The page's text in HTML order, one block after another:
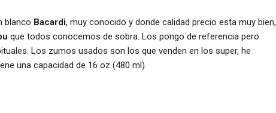
blanco Bacardi, muy conocido y donde calidad precio esta muy bien,
que todos conocemos de sobra. Los pongo de referencia pero
Los zumos usados son los que venden en los super, he
una capacidad de 16 oz (480 ml).